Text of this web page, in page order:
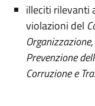
illeciti rilevanti
violazioni del
Prevenzione
Corruzione e